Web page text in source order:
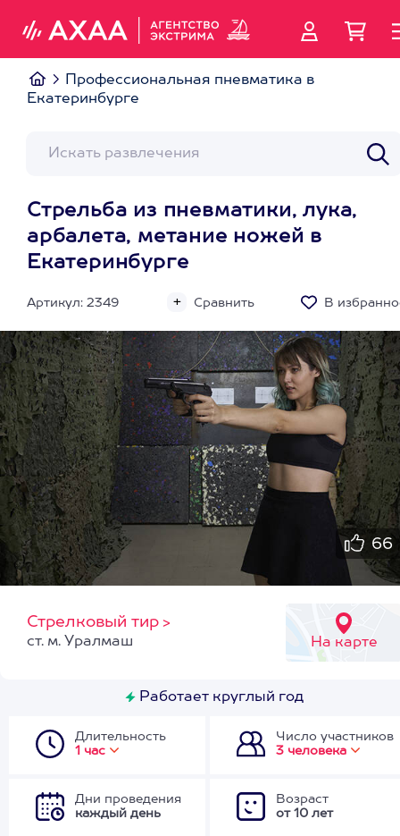
Профессиональная пневматика в
Екатеринбурге
Стрельба из пневматики, лука,
арбалета, метание ножей в
Екатеринбурге
Артикул: 2349 Сравнить В
66
Стрелковый тир >
На карте
ст. м. Уралмаш
Работает круглый год
Длительность
1 час
Число участников
3 человека
Дни проведения
каждый день
Возраст
от 10 лет